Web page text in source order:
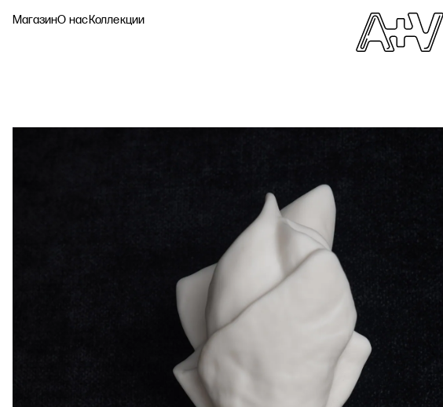
МагазинО насКоллекции